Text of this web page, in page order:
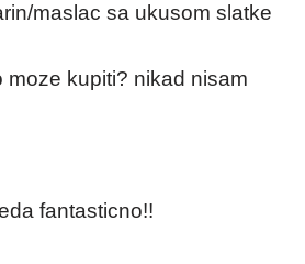
maslac sa ukusom slatke
moze kupiti? nikad nisam
fantasticno!!